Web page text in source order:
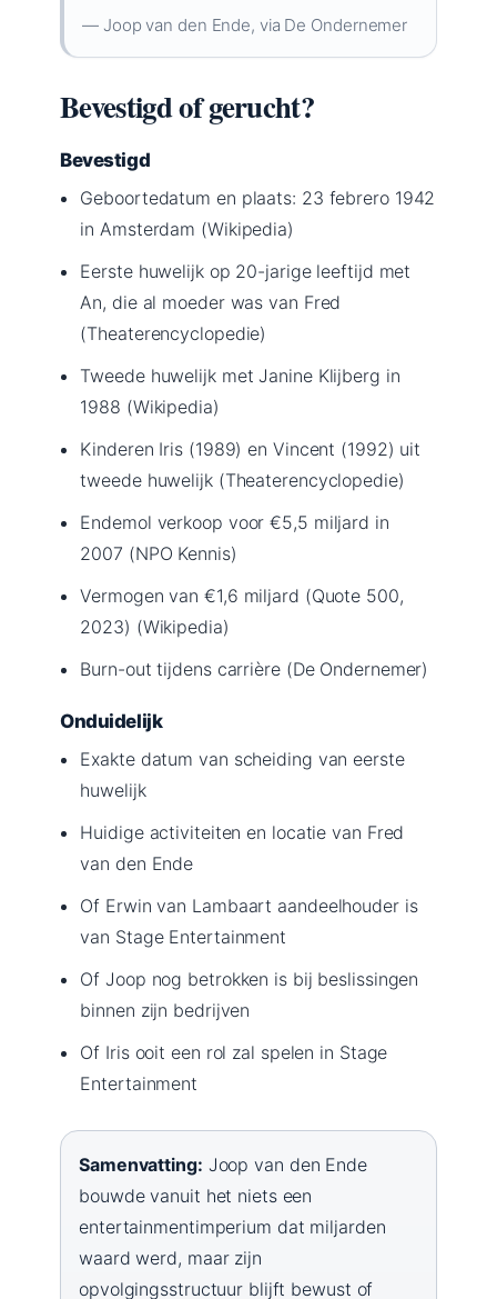
— Joop van den Ende, via De Ondernemer
Bevestigd of gerucht?
Bevestigd
Geboortedatum en plaats: 23 febrero 1942
in Amsterdam (Wikipedia)
Eerste huwelijk op 20-jarige leeftijd met
An, die al moeder was van Fred
(Theaterencyclopedie)
Tweede huwelijk met Janine Klijberg in
1988 (Wikipedia)
Kinderen Iris (1989) en Vincent (1992) uit
tweede huwelijk (Theaterencyclopedie)
Endemol verkoop voor €5,5 miljard in
2007 (NPO Kennis)
Vermogen van €1,6 miljard (Quote 500,
2023) (Wikipedia)
Burn-out tijdens carrière (De Ondernemer)
Onduidelijk
Exakte datum van scheiding van eerste
huwelijk
Huidige activiteiten en locatie van Fred
van den Ende
Of Erwin van Lambaart aandeelhouder is
van Stage Entertainment
Of Joop nog betrokken is bij beslissingen
binnen zijn bedrijven
Of Iris ooit een rol zal spelen in Stage
Entertainment
Samenvatting: Joop van den Ende
bouwde vanuit het niets een
entertainmentimperium dat miljarden
waard werd, maar zijn
opvolgingsstructuur blijft bewust of